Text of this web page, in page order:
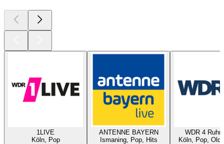
1LIVE
Köln, Pop
ANTENNE BAYERN
Ismaning, Pop, Hits
WDR 4
Köln, Pop,